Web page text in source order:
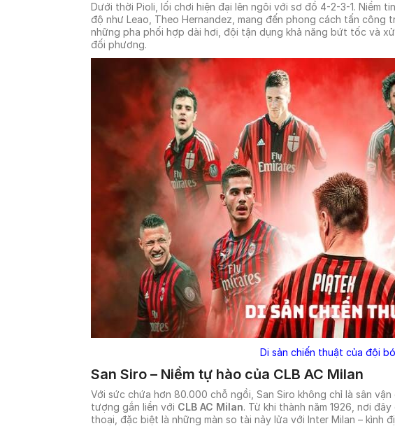
Dưới thời Pioli, lối chơi hiện đại lên ngôi với sơ đồ 4-2-3-1. Niềm
độ như Leao, Theo Hernandez, mang đến phong cách tấn công
những pha phối hợp dài hơi, đội tận dụng khả năng bứt tốc và
đối phương.
Di sản chiến thuật của đội
San Siro – Niềm tự hào của CLB AC Milan
Với sức chứa hơn 80.000 chỗ ngồi, San Siro không chỉ là sân
tượng gắn liền với CLB AC Milan. Từ khi thành năm 1926, nơi
thoại, đặc biệt là những màn so tài nảy lửa với Inter Milan – kình